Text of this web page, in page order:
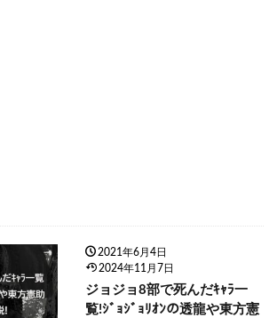
2021年6月4日
2024年11月7日
ジョジョ8部で死んだｷｬﾗ一
覧!ｼﾞｮｼﾞｮﾘｵﾝの透龍や東方憲